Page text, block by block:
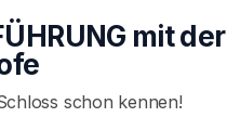
mit der
schon kennen!